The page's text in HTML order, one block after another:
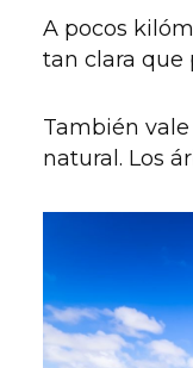
A pocos
tan clara que
También
natural. Los